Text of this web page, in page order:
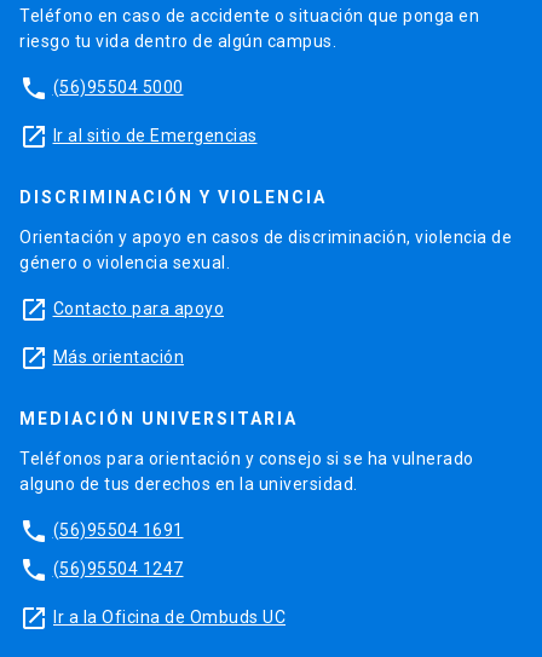
Teléfono en caso de accidente o situación que ponga en
riesgo tu vida dentro de algún campus.
phone (56)95504 5000
launch Ir al sitio de Emergencias
DISCRIMINACIÓN Y VIOLENCIA
Orientación y apoyo en casos de discriminación, violencia de
género o violencia sexual.
launch Contacto para apoyo
launch Más orientación
MEDIACIÓN UNIVERSITARIA
Teléfonos para orientación y consejo si se ha vulnerado
alguno de tus derechos en la universidad.
phone (56)95504 1691
phone (56)95504 1247
launch Ir a la Oficina de Ombuds UC